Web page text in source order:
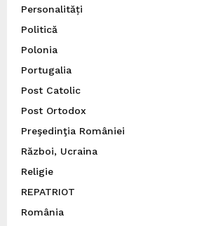
Personalități
Politică
Polonia
Portugalia
Post Catolic
Post Ortodox
Preşedinţia României
Război, Ucraina
Religie
REPATRIOT
România